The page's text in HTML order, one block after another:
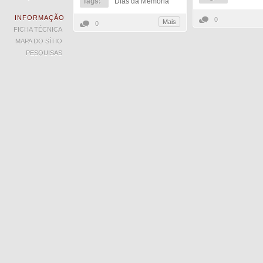
0 Mais 0
INFORMAÇÃO
FICHA TÉCNICA
MAPA DO SÍTIO
PESQUISAS